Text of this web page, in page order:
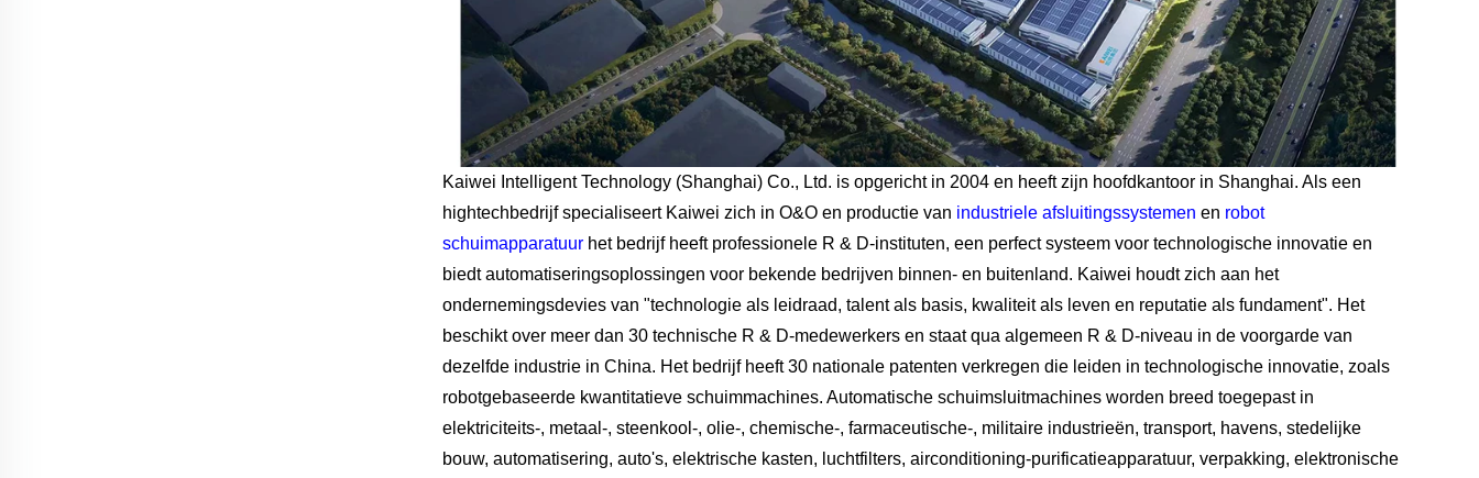
Kaiwei Intelligent Technology (Shanghai) Co., Ltd. is opgericht in 2004 en heeft zijn hoofdkantoor in Shanghai. Als een
hightechbedrijf specialiseert Kaiwei zich in O&O en productie van industriele afsluitingssystemen en robot
schuimapparatuur het bedrijf heeft professionele R & D-instituten, een perfect systeem voor technologische innovatie en
biedt automatiseringsoplossingen voor bekende bedrijven binnen- en buitenland. Kaiwei houdt zich aan het
ondernemingsdevies van "technologie als leidraad, talent als basis, kwaliteit als leven en reputatie als fundament". Het
beschikt over meer dan 30 technische R & D-medewerkers en staat qua algemeen R & D-niveau in de voorgarde van
dezelfde industrie in China. Het bedrijf heeft 30 nationale patenten verkregen die leiden in technologische innovatie, zoals
robotgebaseerde kwantitatieve schuimmachines. Automatische schuimsluitmachines worden breed toegepast in
elektriciteits-, metaal-, steenkool-, olie-, chemische-, farmaceutische-, militaire industrieën, transport, havens, stedelijke
bouw, automatisering, auto's, elektrische kasten, luchtfilters, airconditioning-purificatieapparatuur, verpakking, elektronische